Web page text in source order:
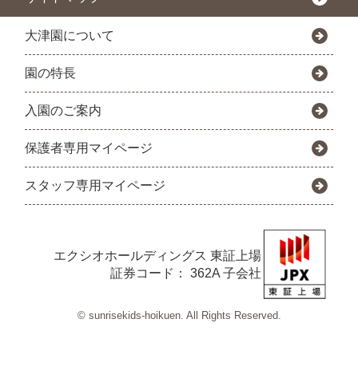
大津園について
園の特長
入園のご案内
保護者専用マイページ
スタッフ専用マイページ
エクシオホールディングス 東証上場
証券コード： 362A 子会社
© sunrisekids-hoikuen. All Rights Reserved.